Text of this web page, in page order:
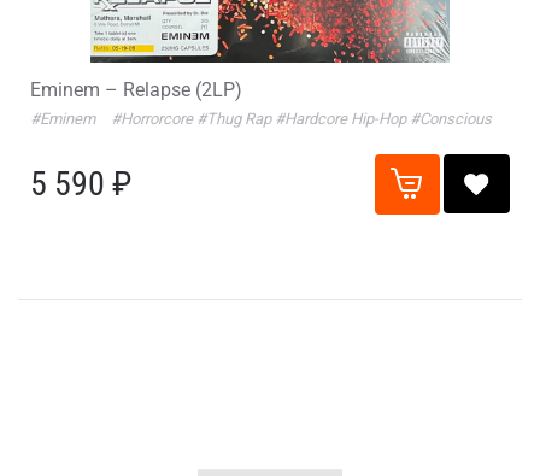
Eminem – Relapse (2LP)
#Eminem #Horrorcore #Thug Rap #Hardcore Hip-Hop #Conscious
5 590 ₽